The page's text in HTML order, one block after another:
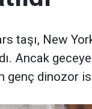
taşı, New
Ancak geceye
genç dinozor